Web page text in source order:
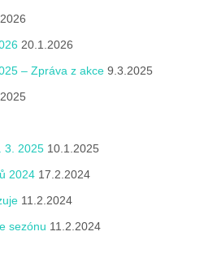
20.1.2026
– Zpráva z akce 9.3.2025
3. 2025 10.1.2025
2024 17.2.2024
11.2.2024
sezónu 11.2.2024